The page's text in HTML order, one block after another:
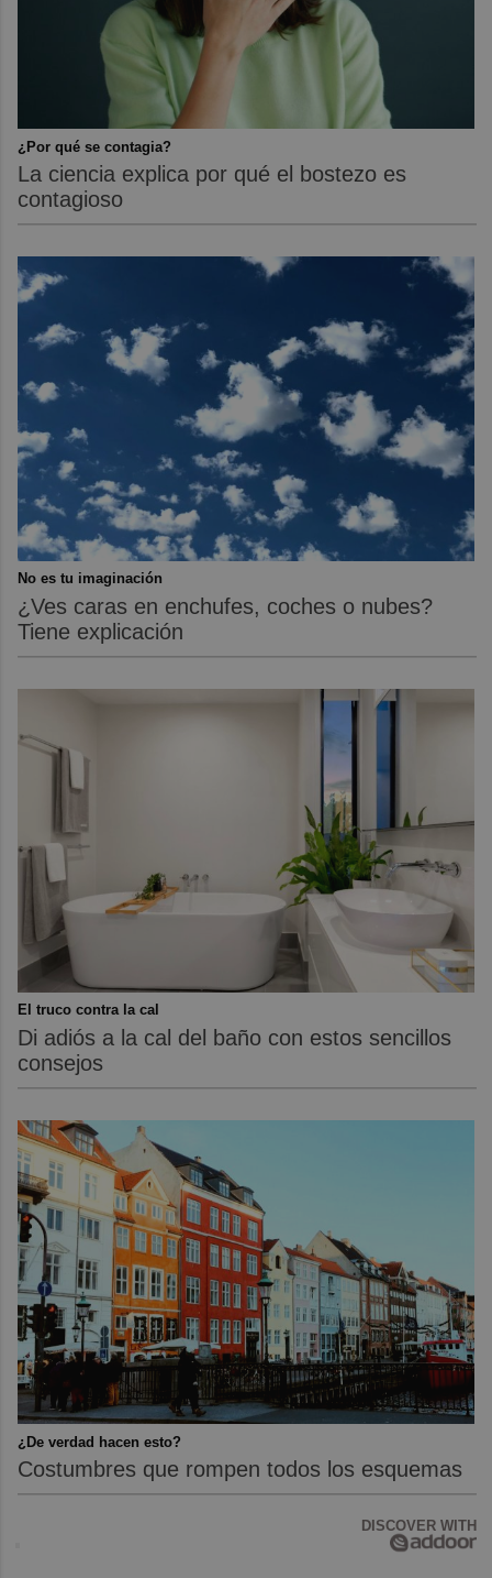
¿Por qué se contagia?
La ciencia explica por qué el bostezo es
contagioso
No es tu imaginación
¿Ves caras en enchufes, coches o nubes?
Tiene explicación
El truco contra la cal
Di adiós a la cal del baño con estos sencillos
consejos
¿De verdad hacen esto?
Costumbres que rompen todos los esquemas
DISCOVER WITH